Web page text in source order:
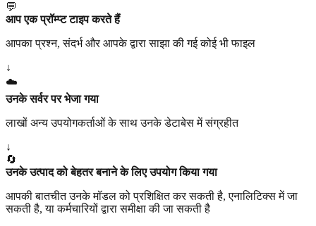
💬
आप एक प्रॉम्प्ट टाइप करते हैं
आपका प्रश्न, संदर्भ और आपके द्वारा साझा की गई कोई भी फाइल
↓
☁️
उनके सर्वर पर भेजा गया
लाखों अन्य उपयोगकर्ताओं के साथ उनके डेटाबेस में संग्रहीत
↓
🔄
उनके उत्पाद को बेहतर बनाने के लिए उपयोग किया गया
आपकी बातचीत उनके मॉडल को प्रशिक्षित कर सकती है, एनालिटिक्स में जा
सकती है, या कर्मचारियों द्वारा समीक्षा की जा सकती है